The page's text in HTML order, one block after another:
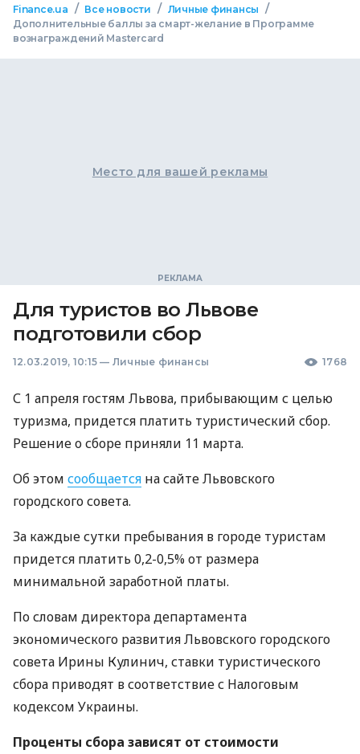
Finance.ua / Все новости / Личные финансы /
Дополнительные баллы за смарт-желание в Программе
вознаграждений Mastercard
Место для вашей рекламы
Для туристов во Львове
подготовили сбор
12.03.2019, 10:15 — Личные финансы 1768
С 1 апреля гостям Львова, прибывающим с целью
туризма, придется платить туристический сбор.
Решение о сборе приняли 11 марта.
Об этом сообщается на сайте Львовского
городского совета.
За каждые сутки пребывания в городе туристам
придется платить 0,2-0,5% от размера
минимальной заработной платы.
По словам директора департамента
экономического развития Львовского городского
совета Ирины Кулинич, ставки туристического
сбора приводят в соответствие с Налоговым
кодексом Украины.
Проценты сбора зависят от стоимости